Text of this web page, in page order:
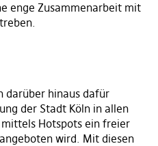
enge Zusammenarbeit mit
darüber hinaus dafür
der Stadt Köln in allen
Hotspots ein freier
wird. Mit diesen